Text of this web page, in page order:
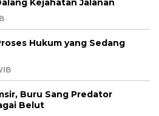
Kejahatan Jalanan
Hukum yang Sedang
Buru Sang Predator
Belut